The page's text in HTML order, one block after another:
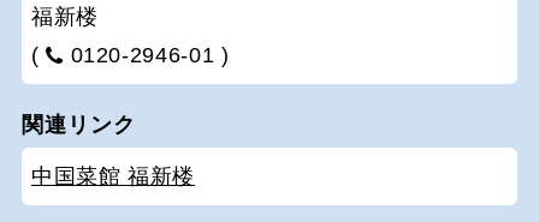
福新楼
(
0120-2946-01 )
関連リンク
中国菜館 福新楼